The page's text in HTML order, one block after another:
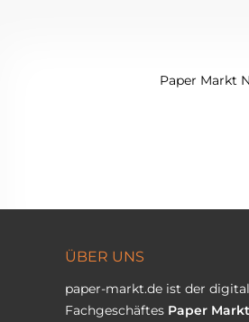
Paper Markt
ÜBER UNS
paper-markt.de ist der
Fachgeschäftes Paper Markt